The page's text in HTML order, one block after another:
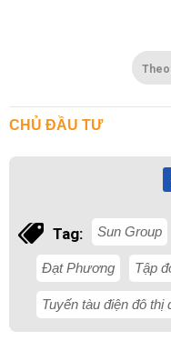
Theo
CHỦ ĐẦU TƯ
Tag: Sun Group
Đạt Phương Tập
Tuyến tàu điện đô thị